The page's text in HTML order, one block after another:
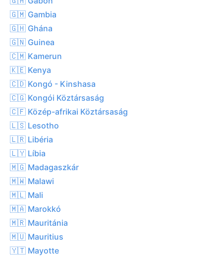
🇬🇲 Gambia
🇬🇭 Ghána
🇬🇳 Guinea
🇨🇲 Kamerun
🇰🇪 Kenya
🇨🇩 Kongó - Kinshasa
🇨🇬 Kongói Köztársaság
🇨🇫 Közép-afrikai Köztársaság
🇱🇸 Lesotho
🇱🇷 Libéria
🇱🇾 Líbia
🇲🇬 Madagaszkár
🇲🇼 Malawi
🇲🇱 Mali
🇲🇦 Marokkó
🇲🇷 Mauritánia
🇲🇺 Mauritius
🇾🇹 Mayotte